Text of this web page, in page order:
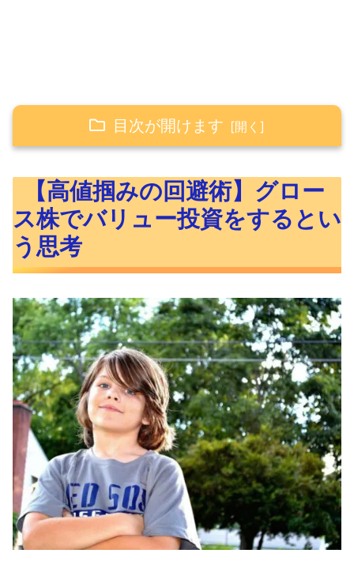
目次が開けます
投資をするという思考
バリュー投資とは
グロース株とは
グロース株もキレイな右肩上がりでは
ない
GAFAMだって割安な時はある
RSIで割安なグロース株を探す
グロース株投資の注意点
割安と言ってもダメ株を買ってはいけ
ない
グロース株は決算結果が命
長期金利の上昇はグロース株にとって
【高値掴みの回避術】グロー
ス株でバリュー投資をするとい
う思考